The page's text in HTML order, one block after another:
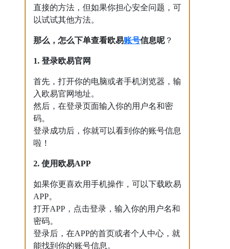
直接的方法，但如果你担心安全问题，可
以试试其他方法。
那么，怎么下单查看欧易账号信息呢？
1. 登录欧易官网
首先，打开你的电脑或者手机浏览器，输
入欧易官网地址。
然后，在登录页面输入你的用户名和密
码。
登录成功后，你就可以看到你的账号信息
啦！
2. 使用欧易APP
如果你更喜欢用手机操作，可以下载欧易
APP。
打开APP，点击登录，输入你的用户名和
密码。
登录后，在APP的首页或者个人中心，就
能找到你的账号信息。